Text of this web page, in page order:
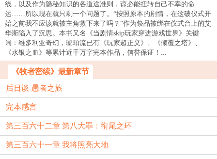
线，以及作为隐秘知识的各道途准则，谅必能扭转自己不幸的命
运……所以现在就只剩一个问题了。“按照原本的剧情，在这破仪式开
始之前我不应该就被主角救下来了吗？”作为祭品被绑在仪式台上的艾
华斯陷入了沉思。本书又名《当剧情skip玩家穿进游戏世界》关键
词：维多利亚奇幻，琥珀流已有《玩家超正义》、《倾覆之塔》、
《水银之血》等累计近千万字完本作品，信誉保证！...
《牧者密续》最新章节
后日谈-愚者之旅
完本感言
第三百六十二章 第八大罪：衔尾之环
第三百六十一章 我将照亮大地